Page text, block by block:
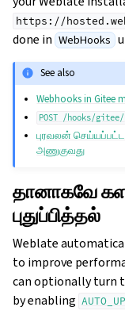
https://
done in WebHooks
See also
Webhooks in Gitee
POST /hooks/gitee/
புரவலன்
அணுகுவது
தானாகவே
புதுப்பித்தல்
Weblate
to improve
can optionally turn
by enabling